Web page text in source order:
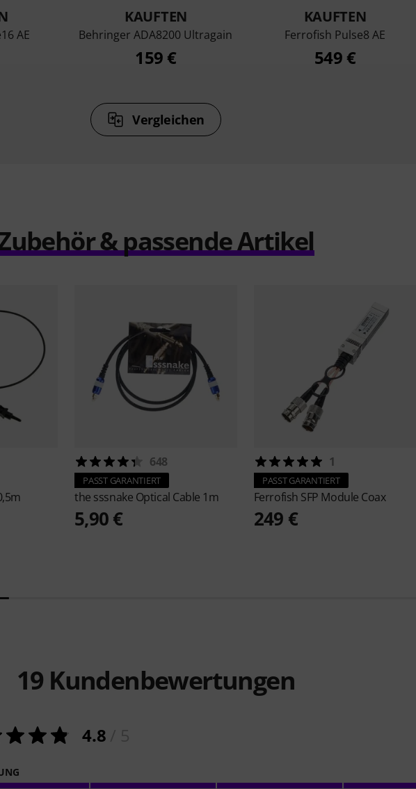
AE
KAUFTEN
Behringer ADA8200 Ultragain
159 €
KAUFTEN
Ferrofish Pulse8 AE
549 €
Vergleichen
& passende Artikel
648
PASST GARANTIERT
the sssnake Optical Cable 1m
5,90 €
1
PASST GARANTIERT
Ferrofish SFP Module Coax
249 €
19 Kundenbewertungen
4.8